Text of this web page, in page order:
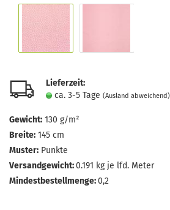
Lieferzeit:
ca. 3-5 Tage (Ausland abweichend)
Gewicht: 130 g/m²
Breite: 145 cm
Muster: Punkte
Versandgewicht:0.191 kg je lfd. Meter
Mindestbestellmenge:0,2